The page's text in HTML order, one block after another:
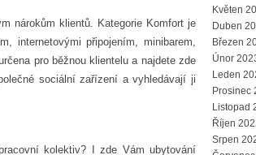
nárokům klientů. Kategorie Komfort je
internetovými připojením, minibarem,
pro běžnou klientelu a najdete zde
sociální zařízení a vyhledávají ji
kolektiv? I zde Vám ubytování
Květen
Duben
Březen
Únor
Leden
Prosinec
Listopad
Říjen
Srpen